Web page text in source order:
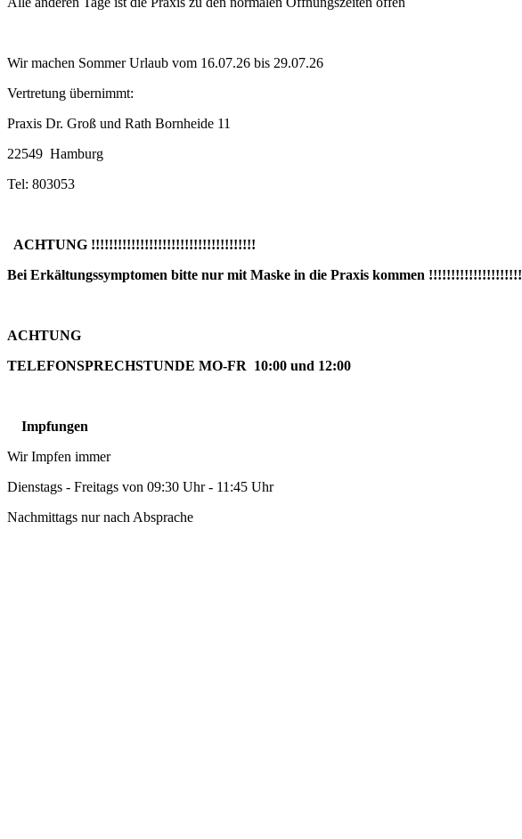
Wir machen Sommer Urlaub vom 16.07.26 bis 29.07.26
Vertretung übernimmt:
Praxis Dr. Groß und Rath Bornheide 11
22549 Hamburg
Tel: 803053
ACHTUNG !!!!!!!!!!!!!!!!!!!!!!!!!!!!!!!!!!!!!
Bei Erkältungssymptomen bitte nur mit Maske in die Praxis kommen !!!!!!!!!!!!!!!!!!!!!
ACHTUNG
TELEFONSPRECHSTUNDE MO-FR 10:00 und 12:00
Impfungen
Wir Impfen immer
Dienstags - Freitags von 09:30 Uhr - 11:45 Uhr
Nachmittags nur nach Absprache